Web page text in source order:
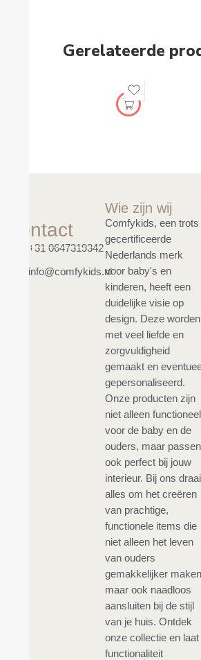
Gerelateerde
Contact
+31 0647319342
info@comfykids.nl
Wie zijn wij
Comfykids, een trots
gecertificeerde
Nederlands merk
voor baby's en
kinderen, heeft een
duidelijke visie op
design. Deze worden
met veel liefde en
zorgvuldigheid
gemaakt en
gepersonaliseerd.
Onze producten zijn
niet alleen functioneel
voor de baby en de
ouders, maar passen
ook perfect bij jouw
interieur. Bij ons
alles om het creëren
van prachtige,
functionele items die
niet alleen het leven
van ouders
gemakkelijker
maar ook naadloos
aansluiten bij de stijl
van je huis. Ontdek
onze collectie en laat
functionaliteit